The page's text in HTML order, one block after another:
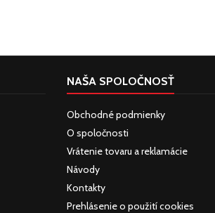
NAŠA SPOLOČNOSŤ
Obchodné podmienky
O spoločnosti
Vrátenie tovaru a reklamácie
Návody
Kontakty
Prehlásenie o použití cookies